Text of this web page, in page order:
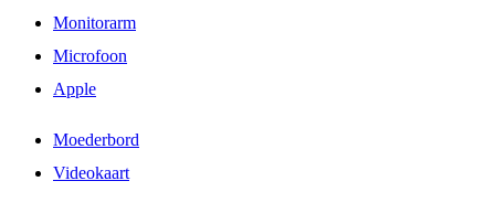
Monitorarm
Microfoon
Apple
Moederbord
Videokaart